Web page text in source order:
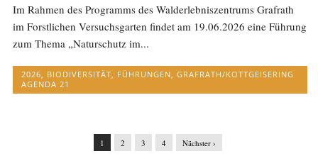
Im Rahmen des Programms des Walderlebniszentrums Grafrath
im Forstlichen Versuchsgarten findet am 19.06.2026 eine Führung
zum Thema „Naturschutz im...
2026 BIODIVERSITÄT FÜHRUNGEN ,GRAFRATH/KOTTGEISERING
AGENDA 21
1 2 3 4 Nächster ›